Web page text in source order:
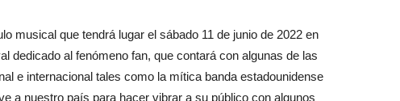
musical que tendrá lugar el sábado 11 de junio de 2022 en
dedicado al fenómeno fan, que contará con algunas de las
e internacional tales como la mítica banda estadounidense
a nuestro país para hacer vibrar a su público con algunos